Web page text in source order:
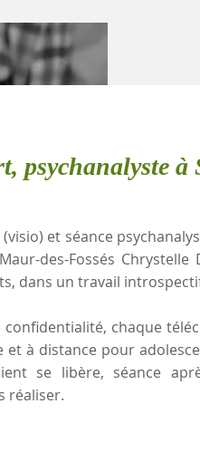
psychanalyste
et séance
des-Fossés
dans un travail
chaque
et à distance pour
se libère, séance
réaliser.